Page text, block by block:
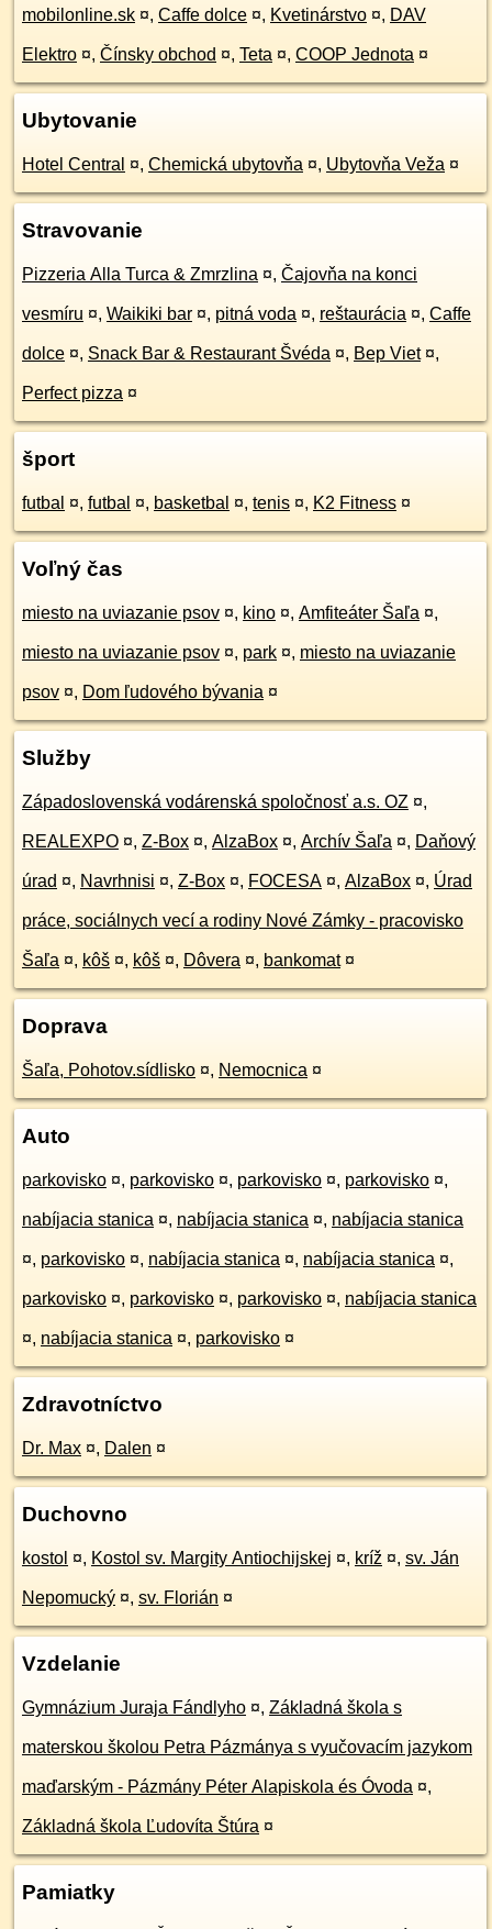
mobilonline.sk ¤, Caffe dolce ¤, Kvetinárstvo ¤, DAV
Elektro ¤, Čínsky obchod ¤, Teta ¤, COOP Jednota ¤
Ubytovanie
Hotel Central ¤, Chemická ubytovňa ¤, Ubytovňa Veža ¤
Stravovanie
Pizzeria Alla Turca & Zmrzlina ¤, Čajovňa na konci
vesmíru ¤, Waikiki bar ¤, pitná voda ¤, reštaurácia ¤, Caffe
dolce ¤, Snack Bar & Restaurant Švéda ¤, Bep Viet ¤,
Perfect pizza ¤
šport
futbal ¤, futbal ¤, basketbal ¤, tenis ¤, K2 Fitness ¤
Voľný čas
miesto na uviazanie psov ¤, kino ¤, Amfiteáter Šaľa ¤,
miesto na uviazanie psov ¤, park ¤, miesto na uviazanie
psov ¤, Dom ľudového bývania ¤
Služby
Západoslovenská vodárenská spoločnosť a.s. OZ ¤,
REALEXPO ¤, Z-Box ¤, AlzaBox ¤, Archív Šaľa ¤, Daňový
úrad ¤, Navrhnisi ¤, Z-Box ¤, FOCESA ¤, AlzaBox ¤, Úrad
práce, sociálnych vecí a rodiny Nové Zámky - pracovisko
Šaľa ¤, kôš ¤, kôš ¤, Dôvera ¤, bankomat ¤
Doprava
Šaľa, Pohotov.sídlisko ¤, Nemocnica ¤
Auto
parkovisko ¤, parkovisko ¤, parkovisko ¤, parkovisko ¤,
nabíjacia stanica ¤, nabíjacia stanica ¤, nabíjacia stanica
¤, parkovisko ¤, nabíjacia stanica ¤, nabíjacia stanica ¤,
parkovisko ¤, parkovisko ¤, parkovisko ¤, nabíjacia stanica
¤, nabíjacia stanica ¤, parkovisko ¤
Zdravotníctvo
Dr. Max ¤, Dalen ¤
Duchovno
kostol ¤, Kostol sv. Margity Antiochijskej ¤, kríž ¤, sv. Ján
Nepomucký ¤, sv. Florián ¤
Vzdelanie
Gymnázium Juraja Fándlyho ¤, Základná škola s
materskou školou Petra Pázmánya s vyučovacím jazykom
maďarským - Pázmány Péter Alapiskola és Óvoda ¤,
Základná škola Ľudovíta Štúra ¤
Pamiatky